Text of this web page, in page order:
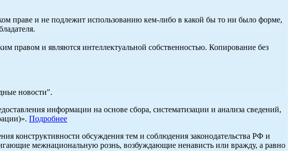
праве и не подлежит использованию кем-либо в какой бы то ни было форме,
правом и являются интеллектуальной собственностью. Копирование без
новости".
информации на основе сбора, систематизации и анализа сведений,
Подробнее
конструктивности обсуждения тем и соблюдения законодательства РФ и
межнациональную рознь, возбуждающие ненависть или вражду, а равно